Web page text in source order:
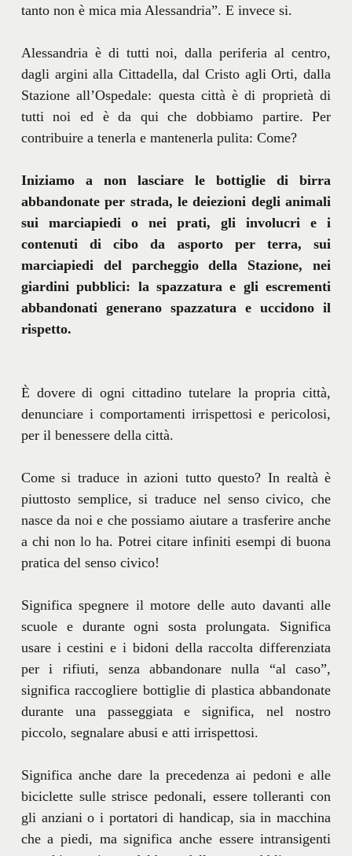
tanto non è mica mia Alessandria”. E invece si.
Alessandria è di tutti noi, dalla periferia al centro,
dagli argini alla Cittadella, dal Cristo agli Orti, dalla
Stazione all’Ospedale: questa città è di proprietà di
tutti noi ed è da qui che dobbiamo partire. Per
contribuire a tenerla e mantenerla pulita: Come?
Iniziamo a non lasciare le bottiglie di birra
abbandonate per strada, le deiezioni degli animali
sui marciapiedi o nei prati, gli involucri e i
contenuti di cibo da asporto per terra, sui
marciapiedi del parcheggio della Stazione, nei
giardini pubblici: la spazzatura e gli escrementi
abbandonati generano spazzatura e uccidono il
rispetto.
È dovere di ogni cittadino tutelare la propria città,
denunciare i comportamenti irrispettosi e pericolosi,
per il benessere della città.
Come si traduce in azioni tutto questo? In realtà è
piuttosto semplice, si traduce nel senso civico, che
nasce da noi e che possiamo aiutare a trasferire anche
a chi non lo ha. Potrei citare infiniti esempi di buona
pratica del senso civico!
Significa spegnere il motore delle auto davanti alle
scuole e durante ogni sosta prolungata. Significa
usare i cestini e i bidoni della raccolta differenziata
per i rifiuti, senza abbandonare nulla “al caso”,
significa raccogliere bottiglie di plastica abbandonate
durante una passeggiata e significa, nel nostro
piccolo, segnalare abusi e atti irrispettosi.
Significa anche dare la precedenza ai pedoni e alle
biciclette sulle strisce pedonali, essere tolleranti con
gli anziani o i portatori di handicap, sia in macchina
che a piedi, ma significa anche essere intransigenti